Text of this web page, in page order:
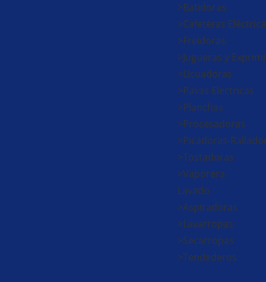
>Batidoras
>Cafeteras
>Freidoras
>Jugueras y
>Licuadoras
>Pavas Electricas
>Planchas
>Procesadoras
>Picadoras-
>Tostadoras
>Vaporera
Lavado
>Aspiradoras
>Lavarropas
>Secarropas
>Tendederos